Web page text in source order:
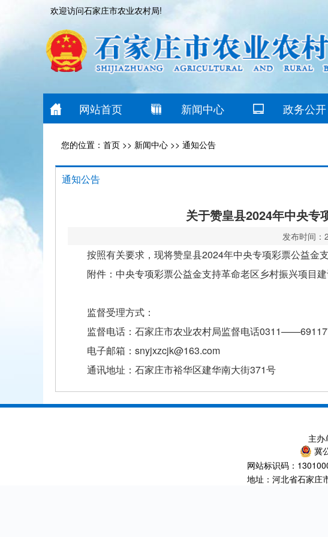
欢迎访问石家庄市农业农村局!
网站首页 新闻中心 政务公开
您的位置： 首页 >> 新闻中心 >> 通知公告
通知公告
关于赞皇县2024年中央专
发布时间：
按照有关要求，现将赞皇县2024年中央专项彩票公益金
附件：中央专项彩票公益金支持革命老区乡村振兴项目
监督受理方式：
监督电话：石家庄市农业农村局监督电话
电子邮箱：snyjxzcjk@163.com
通讯地址：石家庄市裕华区建华南大街371号
主办
冀
网站标识码：
地址：河北省石家庄